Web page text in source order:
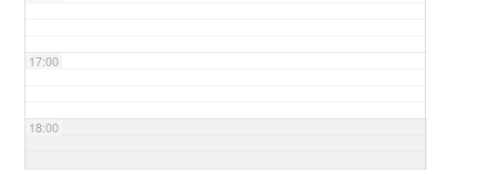
17:00
18:00